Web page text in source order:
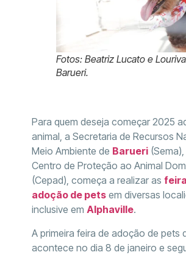
Fotos: Beatriz Lucato e
Barueri.
Para quem deseja começar 2025
animal, a Secretaria de Recursos
Meio Ambiente de Barueri
Centro de Proteção ao Animal
(Cepad), começa a realizar as
adoção de pets em diversas
inclusive em Alphaville.
A primeira feira de adoção de pets
acontece no dia 8 de janeiro e